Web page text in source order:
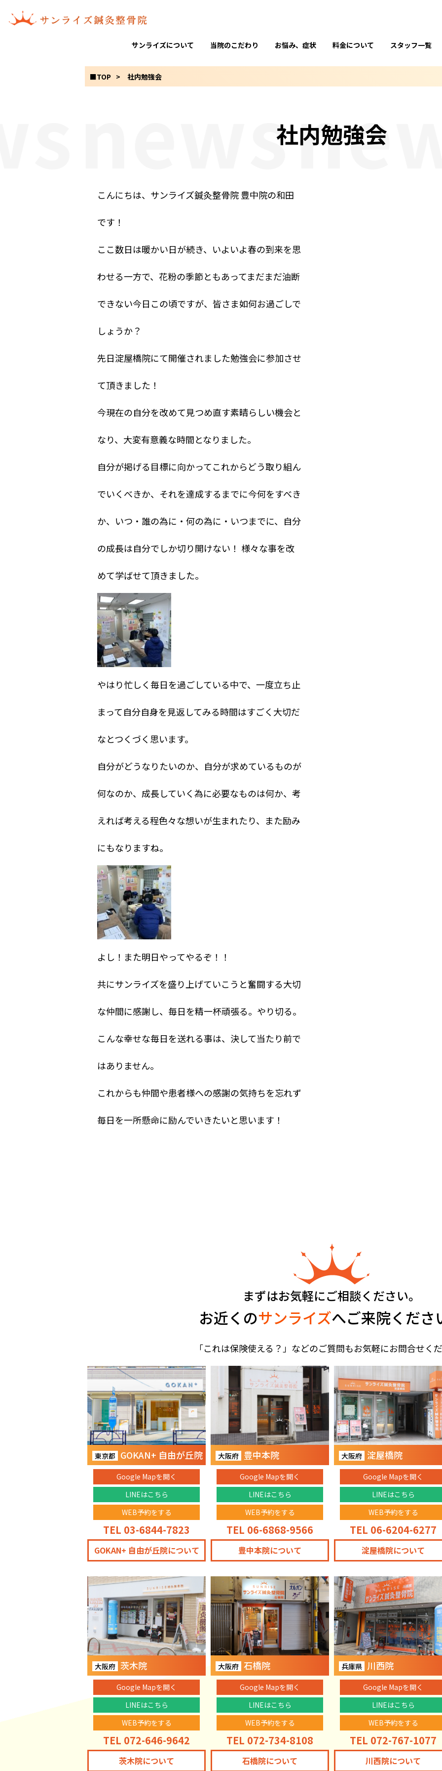
サンライズについて 当院のこだわり お悩み、症状 料金について スタッフ一覧
■TOP 社内勉強会
社内勉強会
こんにちは、サンライズ鍼灸整骨院 豊中院の和田
です！
ここ数日は暖かい日が続き、いよいよ春の到来を思
わせる一方で、花粉の季節ともあってまだまだ油断
できない今日この頃ですが、皆さま如何お過ごしで
しょうか？
先日淀屋橋院にて開催されました勉強会に参加させ
て頂きました！
今現在の自分を改めて見つめ直す素晴らしい機会と
なり、大変有意義な時間となりました。
自分が掲げる目標に向かってこれからどう取り組ん
でいくべきか、それを達成するまでに今何をすべき
か、いつ・誰の為に・何の為に・いつまでに、自分
の成長は自分でしか切り開けない！ 様々な事を改
めて学ばせて頂きました。
やはり忙しく毎日を過ごしている中で、一度立ち止
まって自分自身を見返してみる時間はすごく大切だ
なとつくづく思います。
自分がどうなりたいのか、自分が求めているものが
何なのか、成長していく為に必要なものは何か、考
えれば考える程色々な想いが生まれたり、また励み
にもなりますね。
よし！また明日やってやるぞ！！
共にサンライズを盛り上げていこうと奮闘する大切
な仲間に感謝し、毎日を精一杯頑張る。やり切る。
こんな幸せな毎日を送れる事は、決して当たり前で
はありません。
これからも仲間や患者様への感謝の気持ちを忘れず
毎日を一所懸命に励んでいきたいと思います！
まずはお気軽にご相談ください。
お近くのサンライズへご来院くださ
「これは保険使える？」などのご質問もお気軽にお問合せく
東京都 GOKAN+ 自由が丘院
Google Mapを開く
LINEはこちら
WEB予約をする
TEL 03-6844-7823
GOKAN+ 自由が丘院について
大阪府 豊中本院
Google Mapを開く
LINEはこちら
WEB予約をする
TEL 06-6868-9566
豊中本院について
大阪府 淀屋橋院
Google Mapを開く
LINEはこちら
WEB予約をする
TEL 06-6204-6277
淀屋橋院について
大阪府 茨木院
Google Mapを開く
LINEはこちら
WEB予約をする
TEL 072-646-9642
茨木院について
大阪府 石橋院
Google Mapを開く
LINEはこちら
WEB予約をする
TEL 072-734-8108
石橋院について
兵庫県 川西院
Google Mapを開く
LINEはこちら
WEB予約をする
TEL 072-767-1077
川西院について